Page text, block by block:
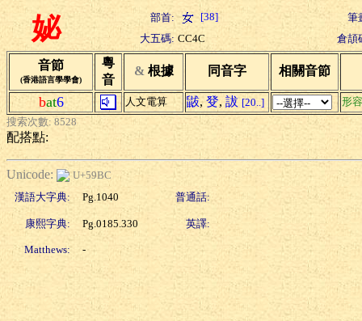
妼 部首: [38]
筆
大五碼: CC4C 倉頡
音節
(香港語言學學會)
粵
音
& 根據 同音字 相關音節
bat6 人文電算 鼥, 癹, 詙 [20..]
形
搜索次數: 8528
配搭點:
Unicode:
U+59BC
漢語大字典:
Pg.1040 普通話:
康熙字典: Pg.0185.330 英譯:
Matthews: -